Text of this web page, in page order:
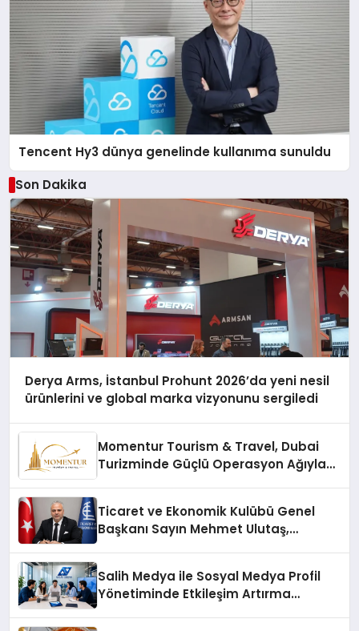
Tencent Hy3 dünya genelinde kullanıma sunuldu
Son Dakika
Derya Arms, İstanbul Prohunt 2026’da yeni nesil
ürünlerini ve global marka vizyonunu sergiledi
Momentur Tourism & Travel, Dubai
Turizminde Güçlü Operasyon Ağıyla
Ticaret ve Ekonomik Kulübü Genel
Başkanı Sayın Mehmet Ulutaş,
Salih Medya ile Sosyal Medya Profil
Yönetiminde Etkileşim Artırma